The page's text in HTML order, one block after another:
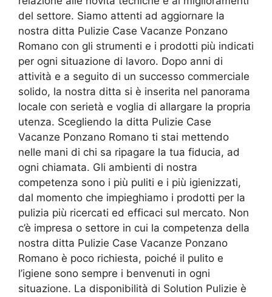
del settore. Siamo attenti ad aggiornare la
nostra ditta Pulizie Case Vacanze Ponzano
Romano con gli strumenti e i prodotti più indicati
per ogni situazione di lavoro. Dopo anni di
attività e a seguito di un successo commerciale
solido, la nostra ditta si è inserita nel panorama
locale con serietà e voglia di allargare la propria
utenza. Scegliendo la ditta Pulizie Case
Vacanze Ponzano Romano ti stai mettendo
nelle mani di chi sa ripagare la tua fiducia, ad
ogni chiamata. Gli ambienti di nostra
competenza sono i più puliti e i più igienizzati,
dal momento che impieghiamo i prodotti per la
pulizia più ricercati ed efficaci sul mercato. Non
c’è impresa o settore in cui la competenza della
nostra ditta Pulizie Case Vacanze Ponzano
Romano è poco richiesta, poiché il pulito e
l’igiene sono sempre i benvenuti in ogni
situazione. La disponibilità di Solution Pulizie è